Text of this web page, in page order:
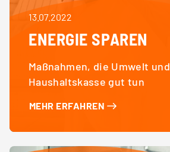
13.07.2022
ENERGIE SPAREN
Maßnahmen, die Umwelt und
Haushaltskasse gut tun
MEHR ERFAHREN